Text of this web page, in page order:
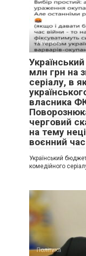
Політика
млн грн на
серіалу, в
власника
черговий
на тему
воєнний час
Український
комедійного
Політика